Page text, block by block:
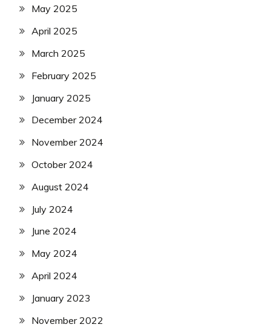
May 2025
April 2025
March 2025
February 2025
January 2025
December 2024
November 2024
October 2024
August 2024
July 2024
June 2024
May 2024
April 2024
January 2023
November 2022